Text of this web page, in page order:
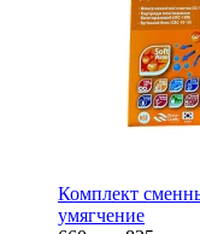
Комплект
умягчение